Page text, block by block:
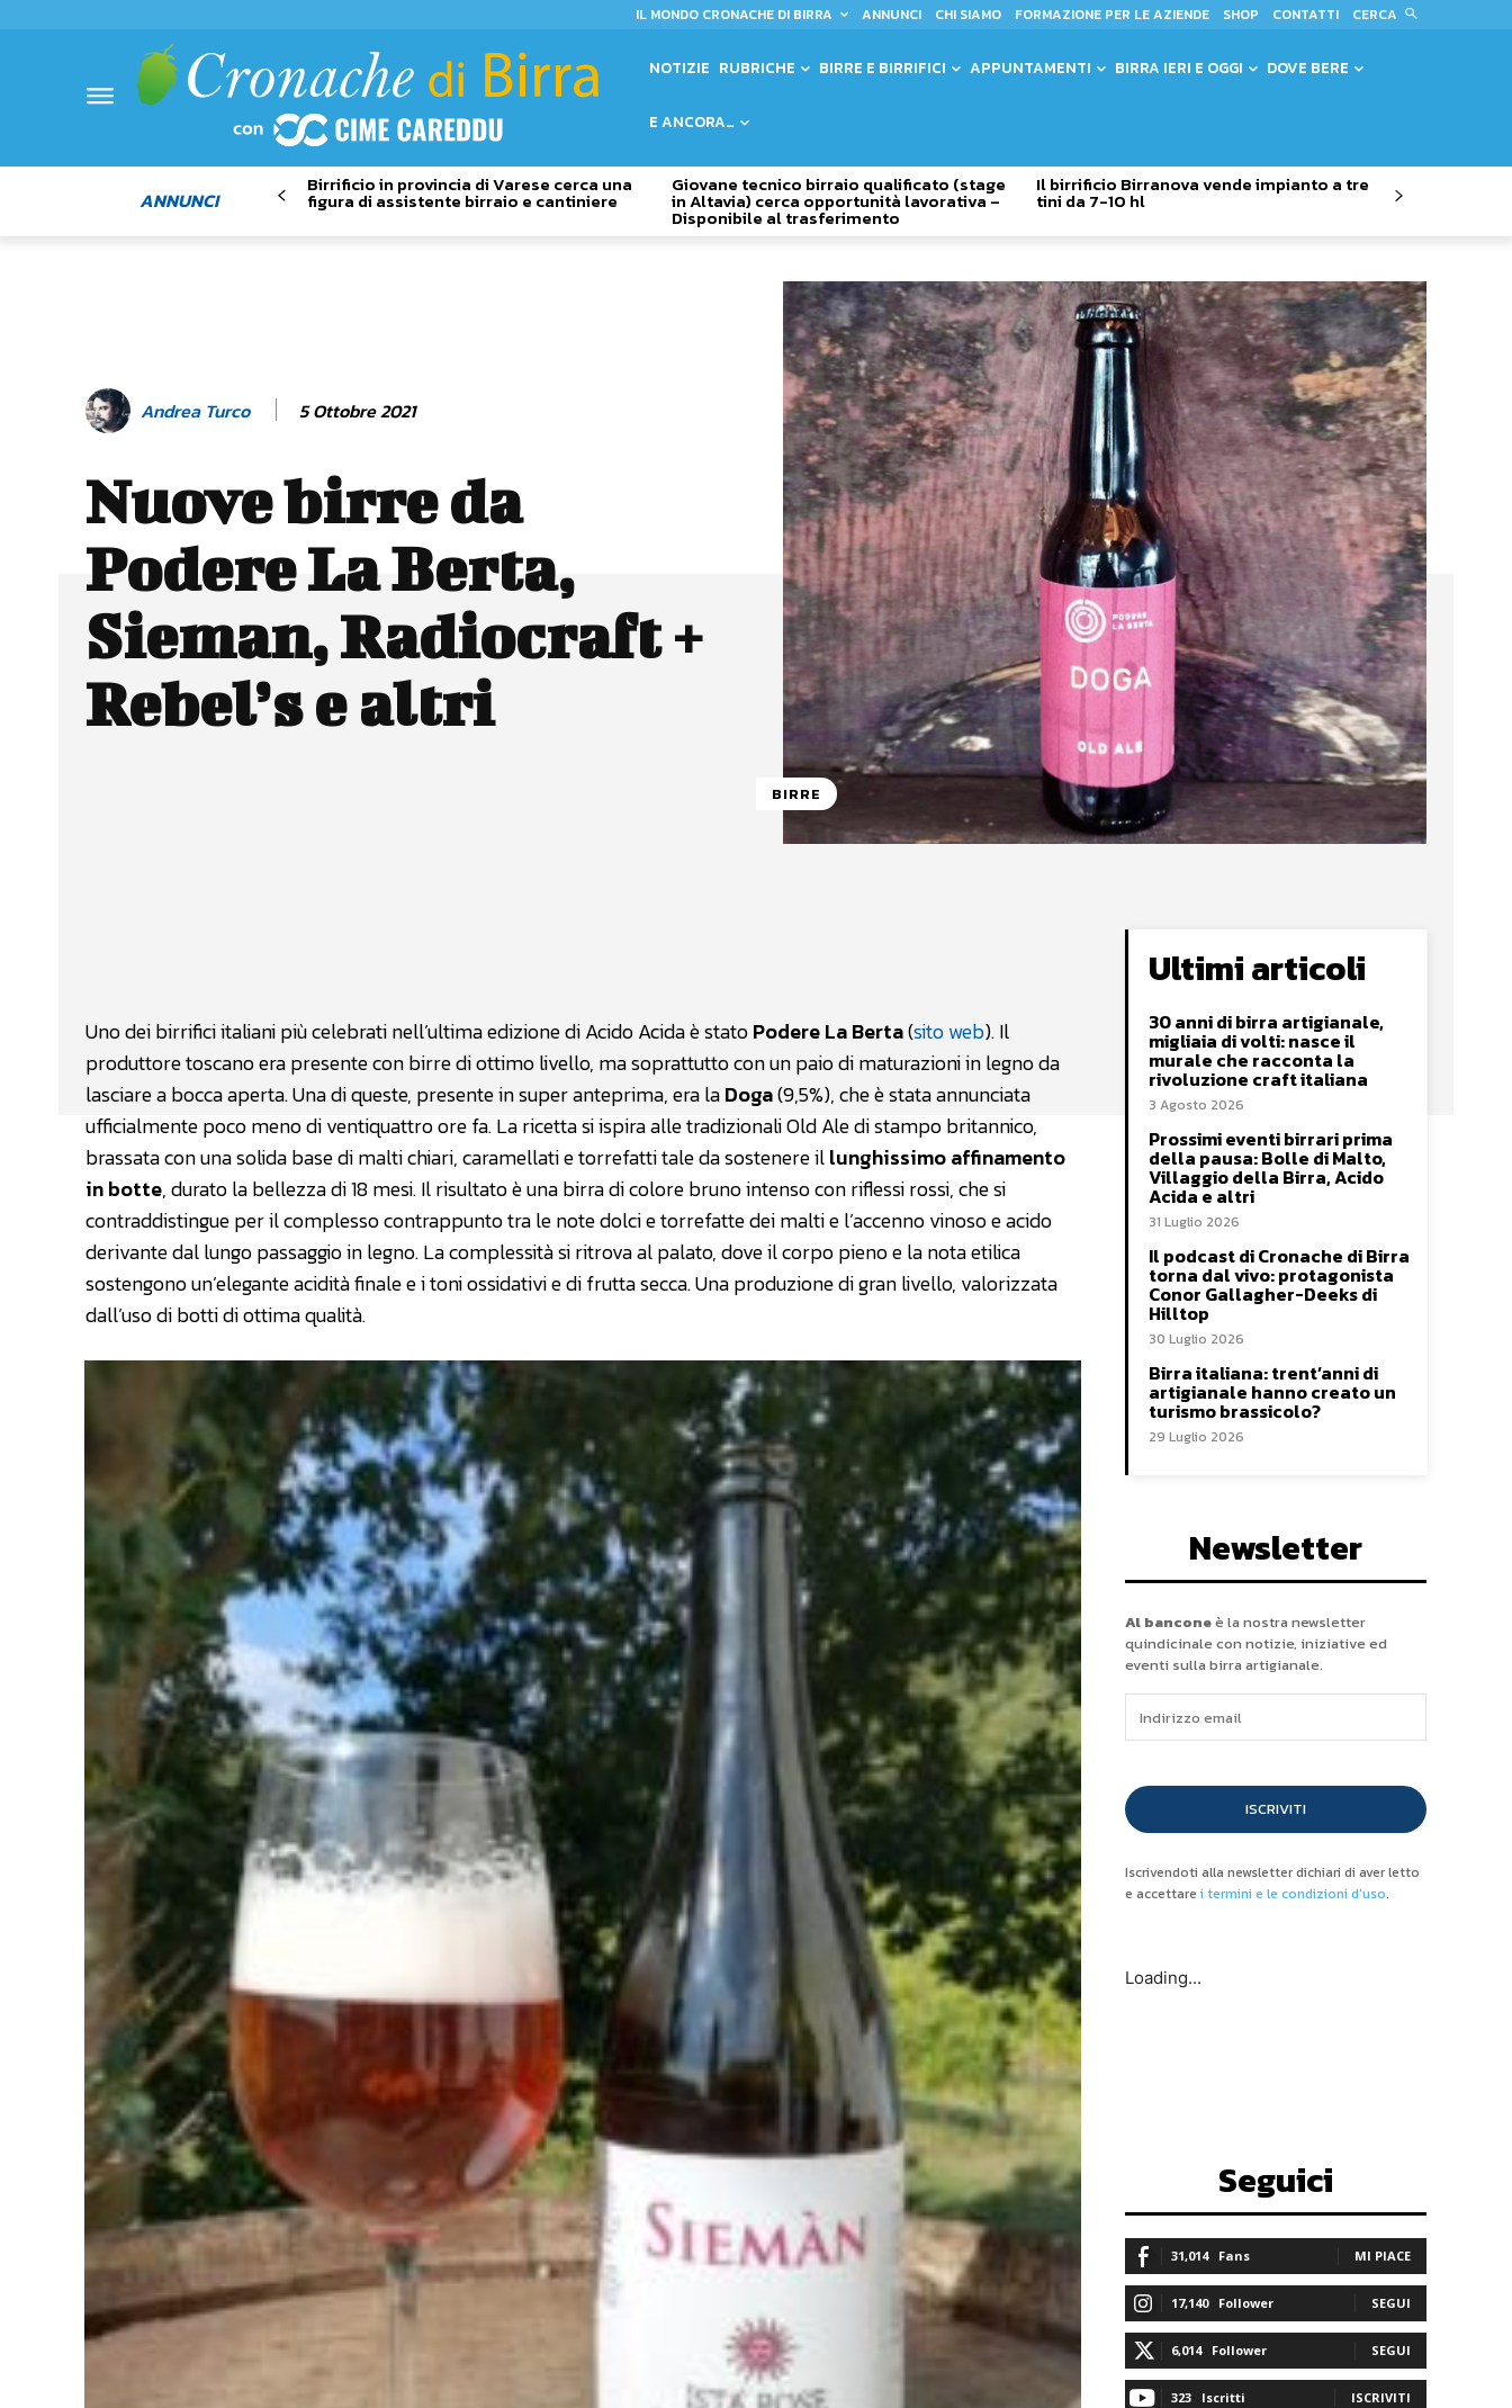
IL MONDO CRONACHE DI BIRRA ANNUNCI CHI SIAMO FORMAZIONE PER LE AZIENDE SHOP CONTATTI CERCA
NOTIZIE RUBRICHE BIRRE E BIRRIFICI APPUNTAMENTI BIRRA IERI E OGGI DOVE BERE
E ANCORA…
ANNUNCI
Birrificio in provincia di Varese cerca una
figura di assistente birraio e cantiniere
Giovane tecnico birraio qualificato (stage
in Altavia) cerca opportunità lavorativa –
Disponibile al trasferimento
Il birrificio Birranova vende impianto a tre
tini da 7-10 hl
Andrea Turco 5 Ottobre 2021
Nuove birre da
Podere La Berta,
Sieman, Radiocraft +
Rebel’s e altri
BIRRE
Uno dei birrifici italiani più celebrati nell’ultima edizione di Acido Acida è statoPodere La Berta(sito web). Il
produttore toscano era presente con birre di ottimo livello, ma soprattutto con un paio di maturazioni in legno da
lasciare a bocca aperta. Una di queste, presente in super anteprima, era laDoga(9,5%), che è stata annunciata
ufficialmente poco meno di ventiquattro ore fa. La ricetta si ispira alle tradizionali Old Ale di stampo britannico,
brassata con una solida base di malti chiari, caramellati e torrefatti tale da sostenere illunghissimo affinamento
in botte, durato la bellezza di 18 mesi. Il risultato è una birra di colore bruno intenso con riflessi rossi, che si
contraddistingue per il complesso contrappunto tra le note dolci e torrefatte dei malti e l’accenno vinoso e acido
derivante dal lungo passaggio in legno. La complessità si ritrova al palato, dove il corpo pieno e la nota etilica
sostengono un’elegante acidità finale e i toni ossidativi e di frutta secca. Una produzione di gran livello, valorizzata
dall’uso di botti di ottima qualità.
Ultimi articoli
30 anni di birra artigianale,
migliaia di volti: nasce il
murale che racconta la
rivoluzione craft italiana
3 Agosto 2026
Prossimi eventi birrari prima
della pausa: Bolle di Malto,
Villaggio della Birra, Acido
Acida e altri
31 Luglio 2026
Il podcast di Cronache di Birra
torna dal vivo: protagonista
Conor Gallagher-Deeks di
Hilltop
30 Luglio 2026
Birra italiana: trent’anni di
artigianale hanno creato un
turismo brassicolo?
29 Luglio 2026
Newsletter
Al banconeè la nostra newsletter
quindicinale con notizie, iniziative ed
eventi sulla birra artigianale.
ISCRIVITI
Iscrivendoti alla newsletter dichiari di aver letto
e accettare i termini e le condizioni d'uso.
Loading...
Seguici
31,014 Fans MI PIACE
17,140 Follower SEGUI
6,014 Follower SEGUI
323 Iscritti ISCRIVITI